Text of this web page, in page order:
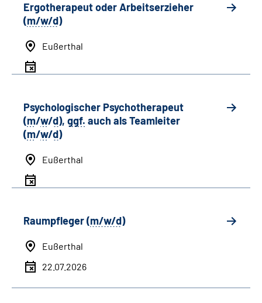
Ergotherapeut oder Arbeitserzieher
(m/w/d)
Eußerthal
Psychologischer Psychotherapeut
(m/w/d), ggf. auch alsTeamleiter
(m/w/d)
Eußerthal
Raumpfleger (m/w/d)
Eußerthal
22.07.2026